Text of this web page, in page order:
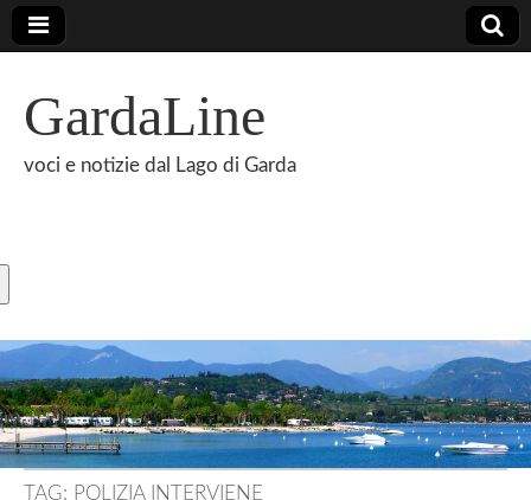
GardaLine
voci e notizie dal Lago di Garda
TAG: POLIZIA INTERVIENE